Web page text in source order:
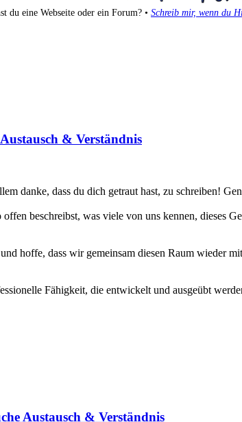
du eine Webseite oder ein Forum? • Schreib mir, wenn du
& Verständnis
danke, dass du dich getraut hast, zu schreiben!
beschreibst, was viele von uns kennen, dieses
hoffe, dass wir gemeinsam diesen Raum wieder
Fähigkeit, die entwickelt und ausgeübt
Austausch & Verständnis